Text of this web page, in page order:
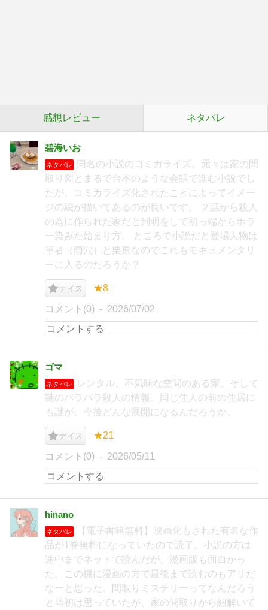
感想レビュー ネタバレ
碧海いお
ネタバレ
同名の小説のコミカライズ。元々は家の間
取り図とまるで台本のような会話で進む小説でし
たが、コミカライズ化されたことによってイメー
ジの絵が描いてあるのが良いです。 ２話から殺人
の為に作られた家だと判明をして初っ端からホラ
ー染みた始まり方。 ところで小説だと登場人物は
筆者（雨穴）と栗原なのでこれもモキュメンタリ
ーに入るのだろうか？
ナイス ★8
コメント(0) 2026/07/02
ゴマ
ネタバレ
レンタル、不気味な空間のある家、そして
謎のバラバラ殺人の情報、同じ住人の前の住居に
も謎が。今後どんな展開になるんだろうか。
ナイス ★21
コメント(0) 2026/05/11
hinano
ネタバレ
【電子書籍無料】映画化もされた有名な作
品が1巻無料になっていたので読了。小説の方は
途中までネットで読んだが、漫画版も面白かっ
た。この機に漫画の方で最後まで読むのもアリだ
なーと思った。間取りミステリーってなんだろう
と当初は思っていたが、家の間取りから紐解いて